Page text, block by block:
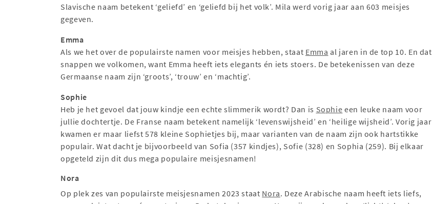
Slavische naam betekent ‘geliefd’ en ‘geliefd bij het volk’. Mila werd vorig jaar aan 603 meisjes
gegeven.
Emma
Als we het over de populairste namen voor meisjes hebben, staat Emma al jaren in de top 10. En dat
snappen we volkomen, want Emma heeft iets elegants én iets stoers. De betekenissen van deze
Germaanse naam zijn ‘groots’, ‘trouw’ en ‘machtig’.
Sophie
Heb je het gevoel dat jouw kindje een echte slimmerik wordt? Dan is Sophie een leuke naam voor
jullie dochtertje. De Franse naam betekent namelijk ‘levenswijsheid’ en ‘heilige wijsheid’. Vorig jaar
kwamen er maar liefst 578 kleine Sophietjes bij, maar varianten van de naam zijn ook hartstikke
populair. Wat dacht je bijvoorbeeld van Sofia (357 kindjes), Sofie (328) en Sophia (259). Bij elkaar
opgeteld zijn dit dus mega populaire meisjesnamen!
Nora
Op plek zes van populairste meisjesnamen 2023 staat Nora. Deze Arabische naam heeft iets liefs,